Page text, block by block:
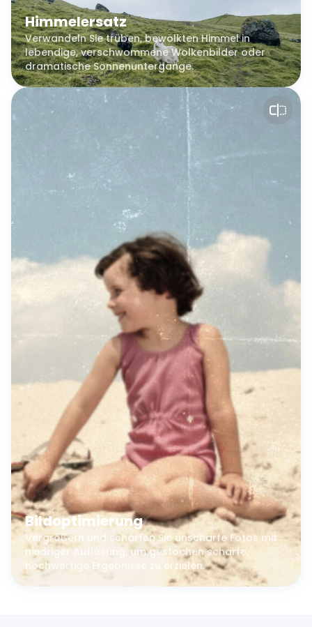
Himmelersatz
Verwandeln Sie trüben, bewölkten Himmel in
lebendige, verschwommene Wolkenbilder oder
dramatische Sonnenuntergänge.
Bildoptimierung
Vergrößern und schärfen Sie unscharfe Fotos mit
niedriger Auflösung, um gestochen scharfe,
hochwertige Ergebnisse zu erzielen.